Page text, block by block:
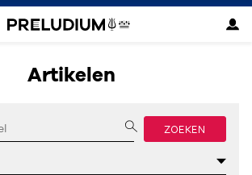
Artikelen
ZOEKEN